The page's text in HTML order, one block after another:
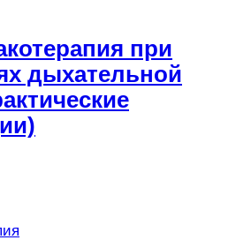
при
дыхательной